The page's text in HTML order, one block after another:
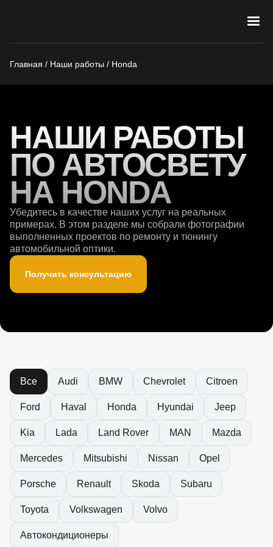
Главная / Наши работы / Honda
НАШИ РАБОТЫ
ПО АВТОСВЕТУ
НА HONDA
Убедитесь в качестве наших услуг на реальных
примерах. В этом разделе мы собрали фотографии
выполненных проектов по ремонту и тюнингу
автомобильной оптики.
Получить консультацию
Все Audi BMW Chevrolet Citroen
Ford Haval Honda Hyundai Jeep
Kia Lada Land Rover MAN Mazda
Mercedes Mitsubishi Nissan Opel
Porsche Renault Skoda Subaru
Toyota Volkswagen Volvo
Автокондиционеры